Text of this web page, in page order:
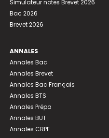
Simulateur notes Brevet 2026
Bac 2026
Brevet 2026
ANNALES
Annales Bac
Annales Brevet
Annales Bac Français
Annales BTS
Annales Prépa
Annales BUT
Annales CRPE